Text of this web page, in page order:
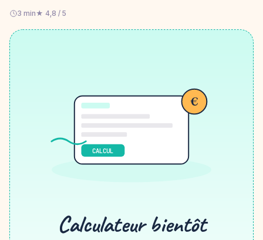
3 min★ 4,8 / 5
CALCUL
€
Calculateur bientôt